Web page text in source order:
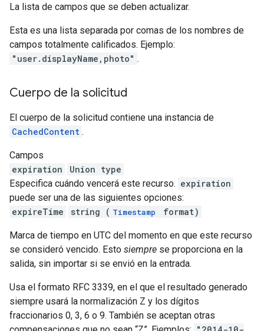
La lista de campos que se deben actualizar.
Esta es una lista separada por comas de los nombres de
campos totalmente calificados. Ejemplo:
"user.displayName,photo" .
Cuerpo de la solicitud
El cuerpo de la solicitud contiene una instancia de
CachedContent .
Campos
expiration
Union type
Especifica cuándo vencerá este recurso. expiration
puede ser una de las siguientes opciones:
expireTime
string ( Timestamp format)
Marca de tiempo en UTC del momento en que este recurso
se consideró vencido. Esto siempre se proporciona en la
salida, sin importar si se envió en la entrada.
Usa el formato RFC 3339, en el que el resultado generado
siempre usará la normalización Z y los dígitos
fraccionarios 0, 3, 6 o 9. También se aceptan otras